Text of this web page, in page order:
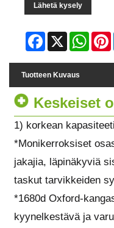
Lähetä kysely
Facebook
Tuotteen Kuvaus
Keskeiset
1) korkean
*Monikerroksiset
jakajia, läpinäkyviä
taskut tarvikkeiden
*1680d Oxford-
kyynelkestävä ja